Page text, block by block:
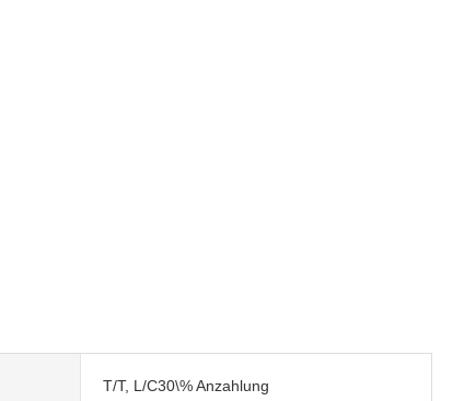
T/T, L/C30\% Anzahlung